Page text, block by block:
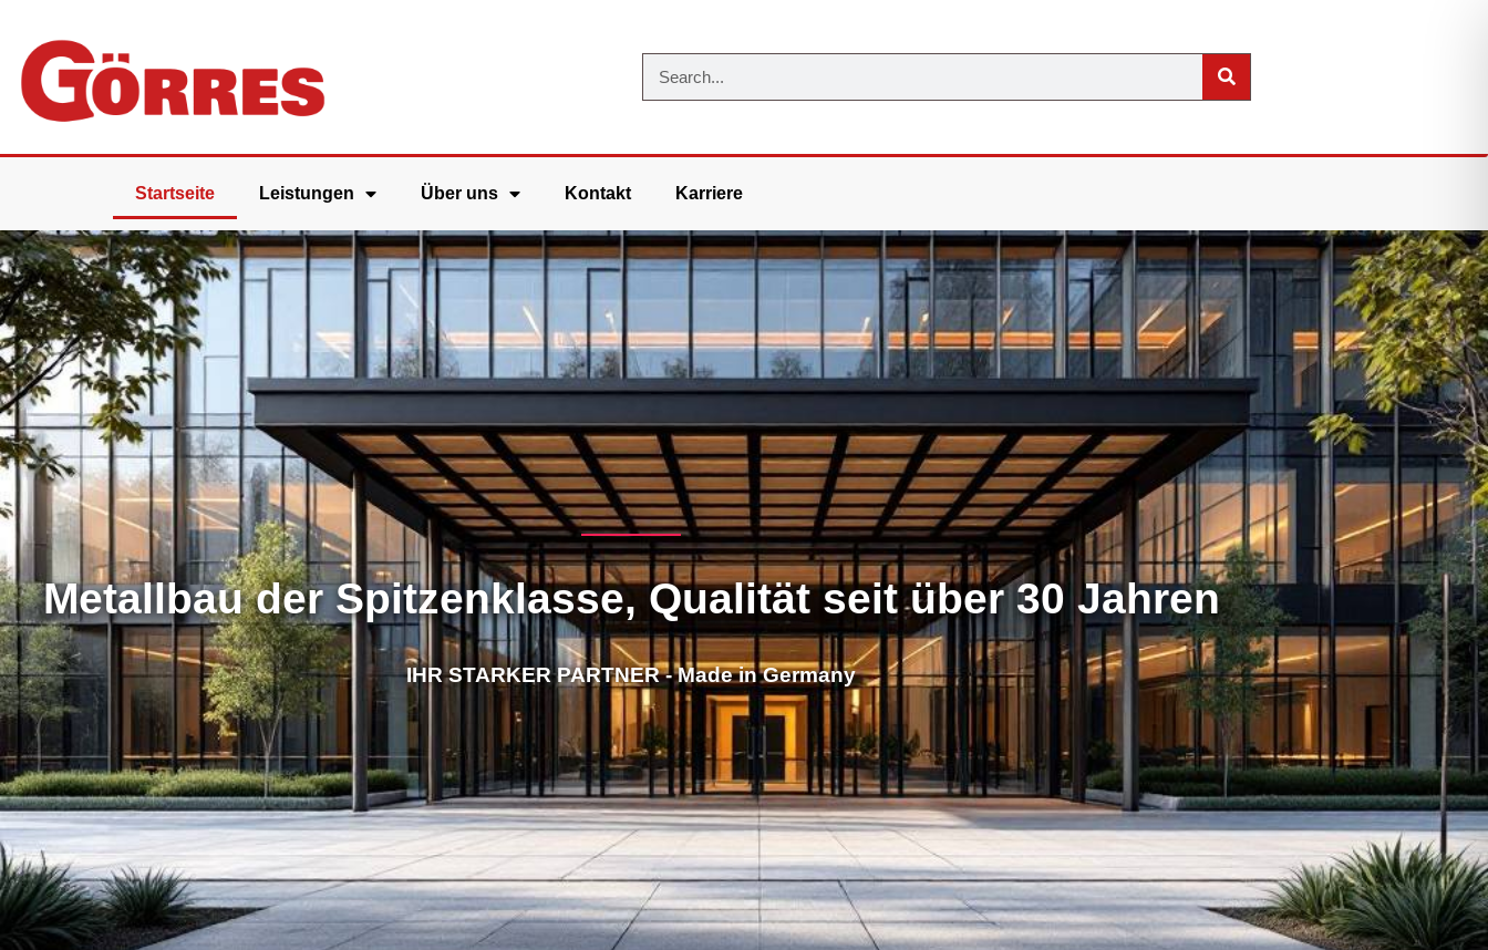
Startseite Leistungen Über uns Kontakt Karriere
Metallbau der Spitzenklasse, Qualität seit über 30 Jahren
IHR STARKER PARTNER - Made in Germany